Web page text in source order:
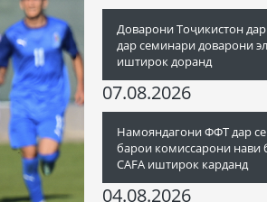
Доварони Тоҷикистон
дар семинари доварони
иштирок доранд
07.08.2026
Намояндагони ФФТ дар
барои комиссарони нави
CAFA иштирок карданд
04.08.2026